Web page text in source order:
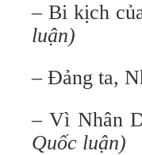
– Bi kịch
luận)
– Đảng ta,
– Vì Nhân
Quốc luận)